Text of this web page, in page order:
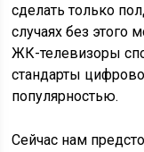
сделать только
случаях без
ЖК-телевизоры
стандарты
популярностью.
Сейчас нам